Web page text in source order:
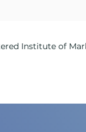
Institute of